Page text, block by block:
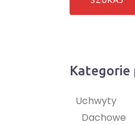
Uchwyty
Dachowe